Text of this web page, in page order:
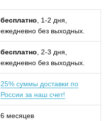
бесплатно , 1-2 дня,
ежедневно без выходных.
бесплатно , 2-3 дня,
ежедневно без выходных.
25% суммы доставки по
России за наш счет!
6 месяцев